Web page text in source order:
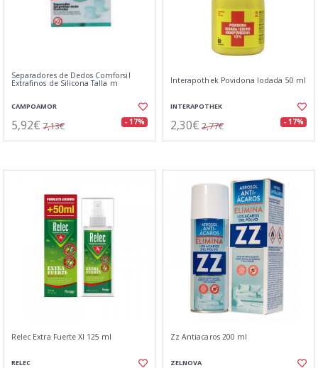
Separadores de Dedos Comforsil
Extrafinos de Silicona Talla m
CAMPOAMOR
5,92€ 7,13€ - 17%
Interapothek Povidona Iodada 50 ml
INTERAPOTHEK
2,30€ 2,77€ - 17%
Relec Extra Fuerte Xl 125 ml
RELEC
Zz Antiacaros 200 ml
ZELNOVA